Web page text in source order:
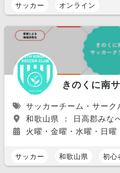
サッカー オンライン
きのくに南
サッカーチーム・サーク
和歌山県 ： 日高郡みな
火曜・金曜・水曜・日曜
サッカー 和歌山県 初心